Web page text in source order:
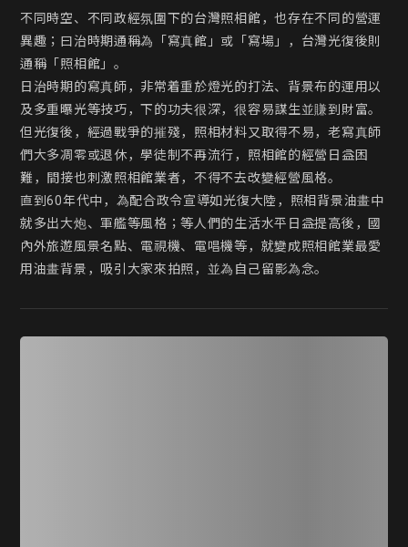
不同時空、不同政經氛圍下的台灣照相館，也存在不同的營運
異趣；曰治時期通稱為「寫真館」或「寫場」，台灣光復後則
通稱「照相館」。
日治時期的寫真師，非常着重於燈光的打法、背景布的運用以
及多重曝光等技巧，下的功夫很深，很容易謀生並賺到財富。
但光復後，經過戰爭的摧殘，照相材料又取得不易，老寫真師
們大多凋零或退休，學徒制不再流行，照相館的經營日益困
難，間接也刺激照相館業者，不得不去改變經營風格。
直到60年代中，為配合政令宣導如光復大陸，照相背景油畫中
就多出大炮、軍艦等風格；等人們的生活水平日益提高後，國
內外旅遊風景名點、電視機、電唱機等，就變成照相館業最愛
用油畫背景，吸引大家來拍照，並為自己留影為念。